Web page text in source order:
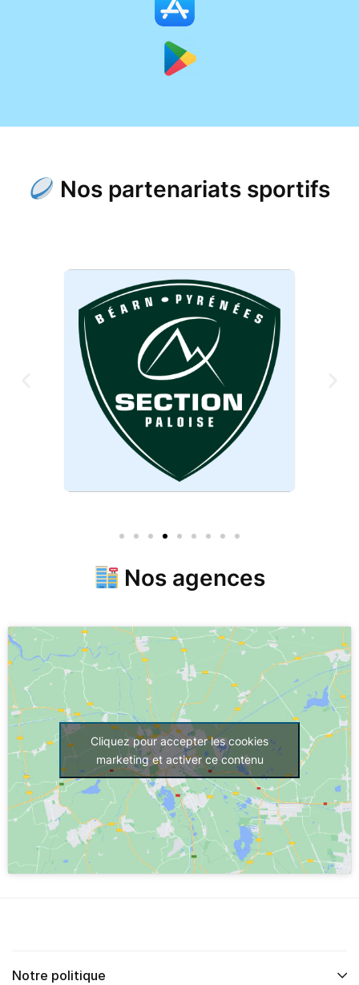
Nos partenariats sportifs
Nos agences
Cliquez pour accepter les cookies
marketing et activer ce contenu
Notre politique